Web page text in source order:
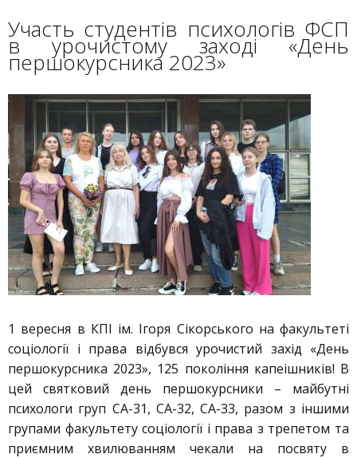
Участь студентів психологів ФСП
в урочистому заході «День
першокурсника 2023»
1 вересня в КПІ ім. Ігоря Сікорського на факультеті
соціології і права відбувся урочистий захід «День
першокурсника 2023», 125 покоління капеішників! В
цей святковий день першокурсники – майбутні
психологи груп СА-31, СА-32, СА-33, разом з іншими
групами факультету соціології і права з трепетом та
приємним хвилюванням чекали на посвяту в